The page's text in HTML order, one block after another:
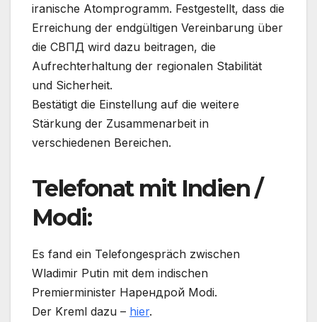
iranische Atomprogramm. Festgestellt, dass die
Erreichung der endgültigen Vereinbarung über
die СВПД wird dazu beitragen, die
Aufrechterhaltung der regionalen Stabilität
und Sicherheit.
Bestätigt die Einstellung auf die weitere
Stärkung der Zusammenarbeit in
verschiedenen Bereichen.
Telefonat mit Indien /
Modi:
Es fand ein Telefongespräch zwischen
Wladimir Putin mit dem indischen
Premierminister Нарендрой Modi.
Der Kreml dazu – hier.